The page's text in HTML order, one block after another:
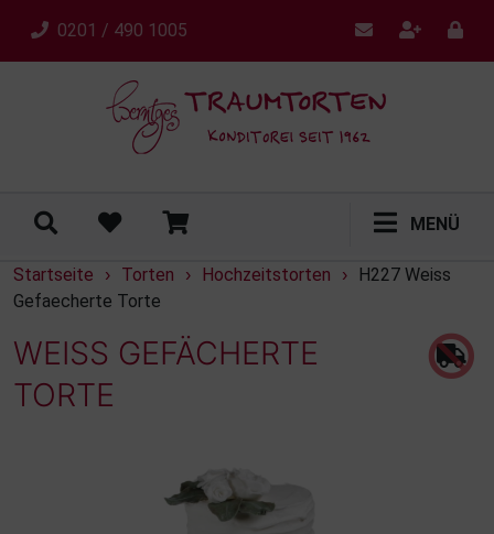
0201 / 490 1005
MENÜ
Startseite › Torten › Hochzeitstorten ›
H227 Weiss
Gefaecherte Torte
WEISS GEFÄCHERTE T
ORTE